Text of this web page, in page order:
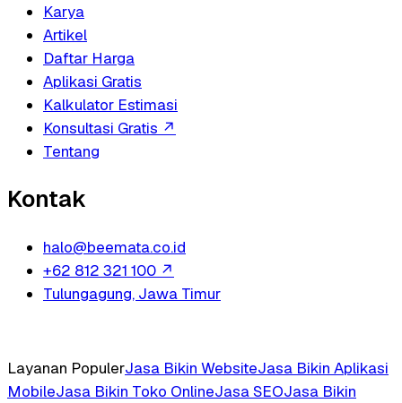
Karya
Artikel
Daftar Harga
Aplikasi Gratis
Kalkulator Estimasi
Konsultasi Gratis ↗
Tentang
Kontak
halo@beemata.co.id
+62 812 321 100 ↗
Tulungagung, Jawa Timur
Layanan PopulerJasa Bikin WebsiteJasa Bikin Aplikasi
MobileJasa Bikin Toko OnlineJasa SEOJasa Bikin